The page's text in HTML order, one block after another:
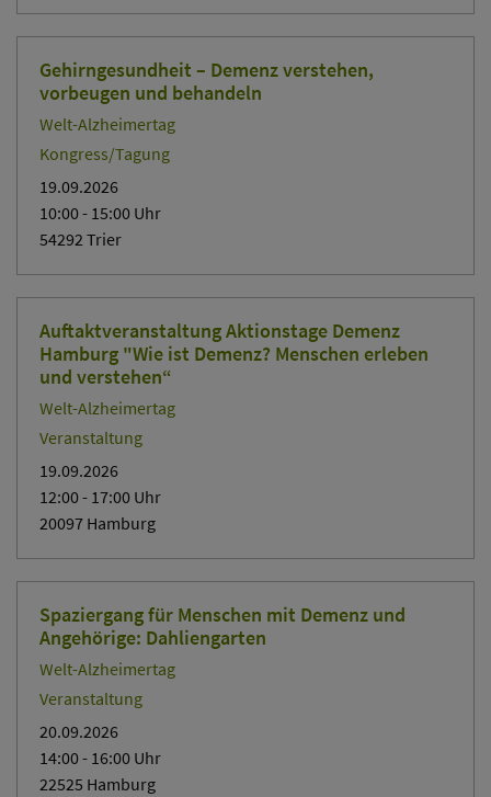
Gehirngesundheit – Demenz verstehen,
vorbeugen und behandeln
Welt-Alzheimertag
Kongress/Tagung
19.09.2026
10:00- 15:00 Uhr
54292 Trier
Auftaktveranstaltung Aktionstage Demenz
Hamburg "Wie ist Demenz? Menschen erleben
und verstehen“
Welt-Alzheimertag
Veranstaltung
19.09.2026
12:00- 17:00 Uhr
20097 Hamburg
Spaziergang für Menschen mit Demenz und
Angehörige: Dahliengarten
Welt-Alzheimertag
Veranstaltung
20.09.2026
14:00- 16:00 Uhr
22525 Hamburg